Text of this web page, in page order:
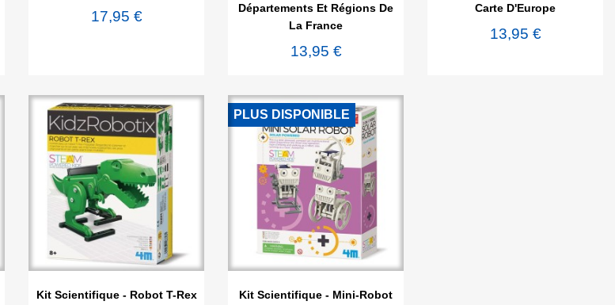
17,95 €
Départements Et Régions De
La France
13,95 €
Carte D'Europe
13,95 €

Kit Scientifique - Robot T-Rex 
Kit Scientifique - Mini-Robot
PLUS DISPONIBLE